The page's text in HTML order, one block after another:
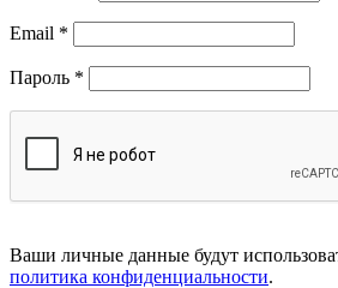
Email *
Пароль *
Ваши личные данные будут
политика конфиденциальности.